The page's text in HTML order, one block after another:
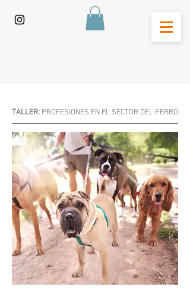
TALLER: PROFESIONES EN EL SECTOR DEL PERRO